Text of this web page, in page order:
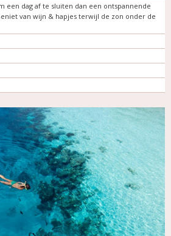
een ​​dag af te sluiten dan een ontspannende
van wijn & hapjes terwijl de zon onder de